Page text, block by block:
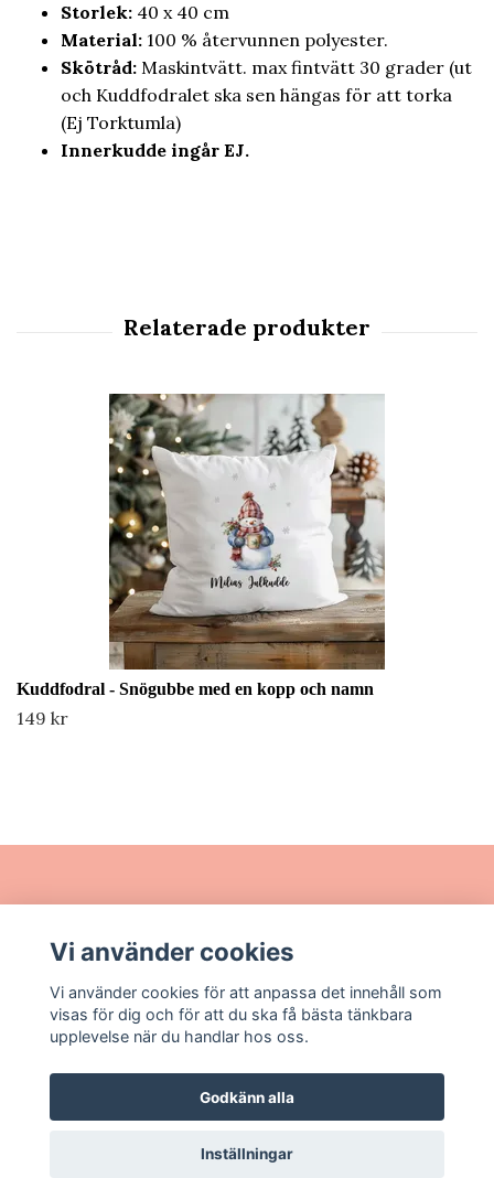
Storlek: 40 x 40 cm
Material: 100 % återvunnen polyester.
Skötråd: Maskintvätt. max fintvätt 30 grader (ut
och Kuddfodralet ska sen hängas för att torka
(Ej Torktumla)
Innerkudde ingår EJ.
Kuddfodral - Snögubbe med en kopp och namn
149 kr
Sociala medier
© 2026 Wermlands Design
Vi använder cookies
Vi använder cookies för att anpassa det innehåll som
visas för dig och för att du ska få bästa tänkbara
upplevelse när du handlar hos oss.
Godkänn alla
Inställningar